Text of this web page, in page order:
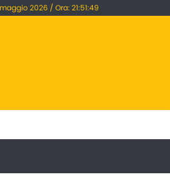
2026 / Ora: 21:51:49